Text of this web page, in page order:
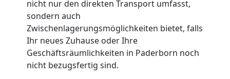
nicht nur den direkten Transport umfasst,
sondern auch
Zwischenlagerungsmöglichkeiten bietet, falls
Ihr neues Zuhause oder Ihre
Geschäftsräumlichkeiten in Paderborn noch
nicht bezugsfertig sind.